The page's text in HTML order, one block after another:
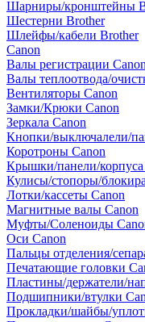
Шарниры/кронштейны
Шестерни Brother
Шлейфы/кабели Brother
Canon
Валы регистрации Canon
Валы теплоотвода/
Вентиляторы Canon
Замки/Крюки Canon
Зеркала Canon
Кнопки/выключалели/
Коротроны Canon
Крышки/панели/корпуса
Кулисы/стопоры/
Лотки/кассеты Canon
Магнитные валы Canon
Муфты/Соленоиды
Оси Canon
Пальцы отделения/
Печатающие головки
Пластины/держатели/
Подшипники/втулки
Прокладки/шайбы/